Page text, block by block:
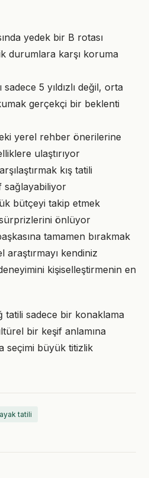
yedek bir B rotası
durumlara karşı koruma
5 yıldızlı değil, orta
gerçekçi bir beklenti
yerel rehber önerilerine
ulaştırıyor
kış tatili
sağlayabiliyor
bütçeyi takip etmek
önlüyor
tamamen bırakmak
araştırmayı kendiniz
kişiselleştirmenin en
tatili sadece bir konaklama
bir keşif anlamına
seçimi büyük titizlik
tatili